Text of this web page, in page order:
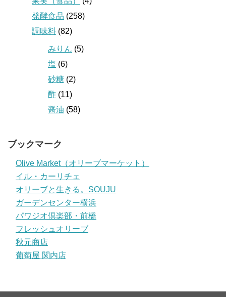
発酵食品 (258)
調味料 (82)
みりん (5)
塩 (6)
砂糖 (2)
酢 (11)
醤油 (58)
ブックマーク
Olive Market（オリーブマーケット）
イル・カーリチェ
オリーブと生きる。SOUJU
ガーデンセンター横浜
パワジオ倶楽部・前橋
フレッシュオリーブ
秋元商店
葡萄屋 関内店